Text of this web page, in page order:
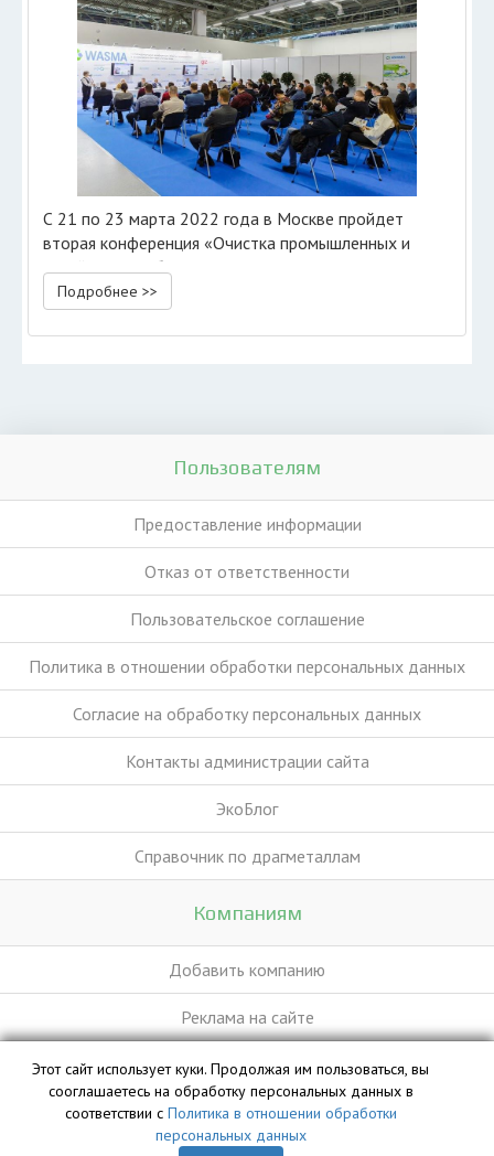
С 21 по 23 марта 2022 года в Москве пройдет
вторая конференция «Очистка промышленных и
хозяйственно-бытовых сточных вод»
Подробнее >>
Пользователям
Предоставление информации
Отказ от ответственности
Пользовательское соглашение
Политика в отношении обработки персональных данных
Согласие на обработку персональных данных
Контакты администрации сайта
ЭкоБлог
Справочник по драгметаллам
Компаниям
Добавить компанию
Реклама на сайте
База данных сайта vyvoz.org является интеллектуальной
собственностью ООО «Профит» и охраняется законом.
Этот сайт использует куки. Продолжая им пользоваться, вы
сооглашаетесь на обработку персональных данных в
соответствии с Политика в отношении обработки
персональных данных